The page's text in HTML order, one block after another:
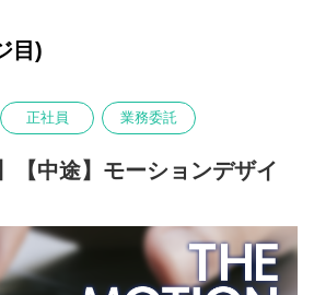
目)
正社員 業務委託
【中途】モーションデザイ